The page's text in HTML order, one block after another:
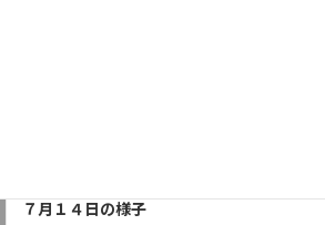
７月１４日の様子